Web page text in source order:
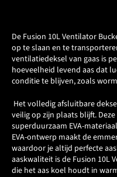
De Fusion 10L Ventilator
op te slaan en te
ventilatiedeksel van gaas is
hoeveelheid levend aas dat
conditie te blijven, zoals
Het volledig afsluitbare
veilig op zijn plaats blijft.
superduurzaam EVA-
EVA-ontwerp maakt de
waardoor je altijd perfecte
aaskwaliteit is de Fusion 10L
die het aas koel houdt in